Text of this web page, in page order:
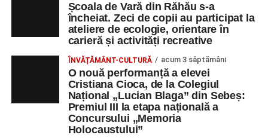
Școala de Vară din Răhău s-a
încheiat. Zeci de copii au participat la
ateliere de ecologie, orientare în
carieră și activități recreative
ÎNVĂȚĂMÂNT-CULTURĂ acum 3 săptămâni
O nouă performanță a elevei
Cristiana Cioca, de la Colegiul
Național „Lucian Blaga” din Sebeș:
Premiul III la etapa națională a
Concursului „Memoria
Holocaustului”